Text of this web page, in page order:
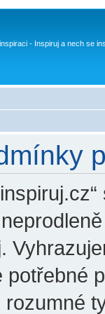
- Inspiruj a nech se